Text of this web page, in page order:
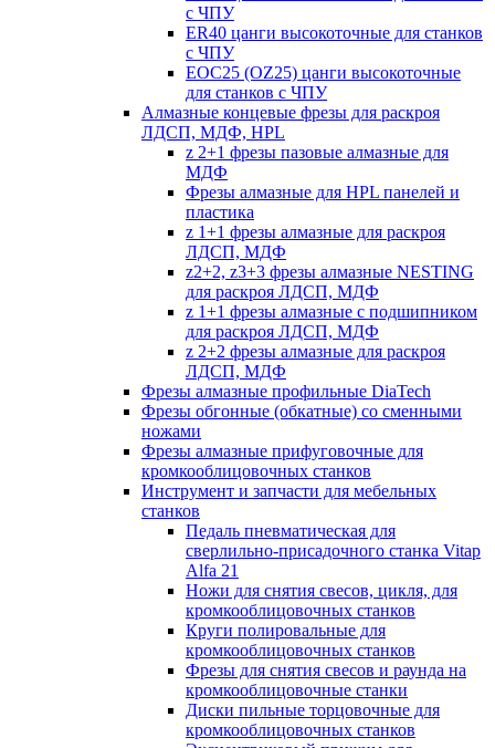
с ЧПУ
ER40 цанги высокоточные для станков
с ЧПУ
EOC25 (OZ25) цанги высокоточные
для станков с ЧПУ
Алмазные концевые фрезы для раскроя
ЛДСП, МДФ, HPL
z 2+1 фрезы пазовые алмазные для
МДФ
Фрезы алмазные для HPL панелей и
пластика
z 1+1 фрезы алмазные для раскроя
ЛДСП, МДФ
z2+2, z3+3 фрезы алмазные NESTING
для раскроя ЛДСП, МДФ
z 1+1 фрезы алмазные с подшипником
для раскроя ЛДСП, МДФ
z 2+2 фрезы алмазные для раскроя
ЛДСП, МДФ
Фрезы алмазные профильные DiaTech
Фрезы обгонные (обкатные) со сменными
ножами
Фрезы алмазные прифуговочные для
кромкооблицовочных станков
Инструмент и запчасти для мебельных
станков
Педаль пневматическая для
сверлильно-присадочного станка Vitap
Alfa 21
Ножи для снятия свесов, цикля, для
кромкооблицовочных станков
Круги полировальные для
кромкооблицовочных станков
Фрезы для снятия свесов и раунда на
кромкооблицовочные станки
Диски пильные торцовочные для
кромкооблицовочных станков